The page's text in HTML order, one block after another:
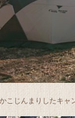
こじんまりしたキャ